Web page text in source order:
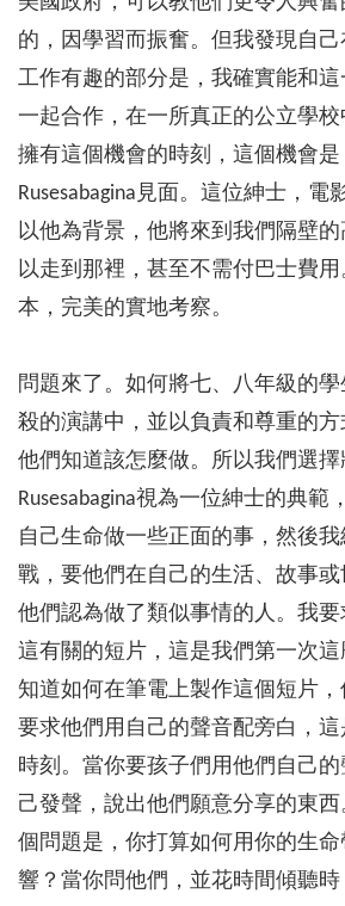
的，因學習而振奮。但我發現自
工作有趣的部分是，我確實能和
一起合作，在一所真正的公立學
擁有這個機會的時刻，這個機會是
Rusesabagina見面。這位紳士，電
以他為背景，他將來到我們隔壁的
以走到那裡，甚至不需付巴士費
本，完美的實地考察。
問題來了。如何將七、八年級的
殺的演講中，並以負責和尊重的方
他們知道該怎麼做。所以我們選擇
Rusesabagina視為一位紳士的典範
自己生命做一些正面的事，然後
戰，要他們在自己的生活、故事
他們認為做了類似事情的人。我
這有關的短片，這是我們第一次
知道如何在筆電上製作這個短片
要求他們用自己的聲音配旁白，
時刻。當你要孩子們用他們自己
己發聲，說出他們願意分享的東
個問題是，你打算如何用你的生
響？當你問他們，並花時間傾聽